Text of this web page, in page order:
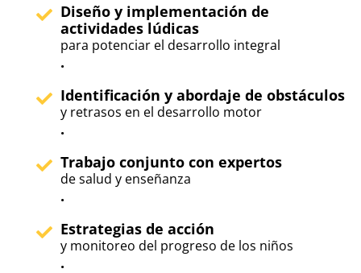
Diseño y implementación de
actividades lúdicas
para potenciar el desarrollo integral
.
Identificación y abordaje de obstáculos
y retrasos en el desarrollo motor
.
Trabajo conjunto con expertos
de salud y enseñanza
.
Estrategias de acción
y monitoreo del progreso de los niños
.